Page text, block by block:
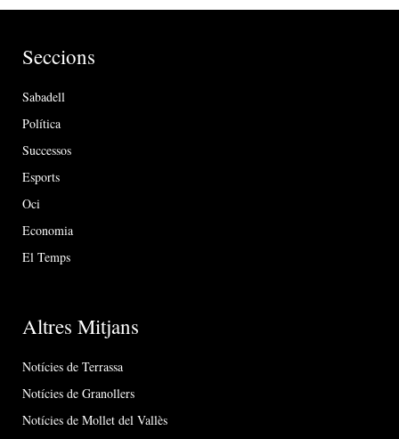
Seccions
Sabadell
Política
Successos
Esports
Oci
Economia
El Temps
Altres Mitjans
Notícies de Terrassa
Notícies de Granollers
Notícies de Mollet del Vallès